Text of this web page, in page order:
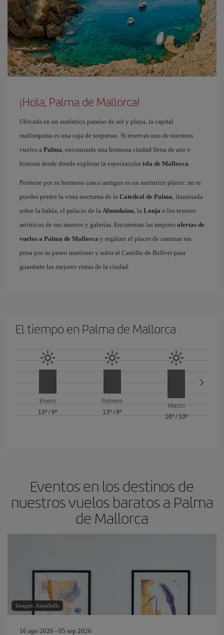
¡Hola, Palma de Mallorca!
Ubicada en un auténtico paraíso de sol y playa, la capital
mallorquina es una caja de sorpresas. Si reservas uno de nuestros
vuelos a Palma, encontrarás una hermosa ciudad llena de arte e
historia desde donde explorar la espectacular isla de Mallorca.
Perderse por su hermoso casco antiguo es un auténtico placer: no te
puedes perder la vista nocturna de la Catedral de Palma, iluminada
sobre la bahía, el palacio de la Almudaina, la Lonja o los tesoros
artísticos de sus museos y galerías. Encuentras las mejores ofertas de
vuelos a Palma de Mallorca y regálate el placer de caminar sin
prisa por su paseo marítimo y subir al Castillo de Bellver para
guardarte las mejores vistas de la ciudad.
El tiempo en Palma de Mallorca
Enero
13º /9º
Febrero
13º / 8º
Marzo
16º/ 10º
Eventos en los destinos de
nuestros vuelos baratos a Palma
de Mallorca
Imagen: AnnaStills
16 ago 2026 - 05 sep 2026